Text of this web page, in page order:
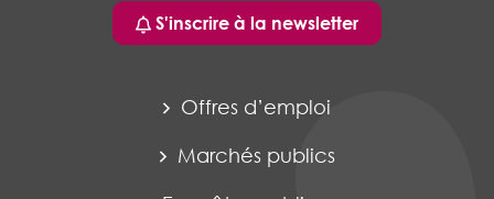
S'inscrire à la newsletter
Offres d’emploi
Marchés publics